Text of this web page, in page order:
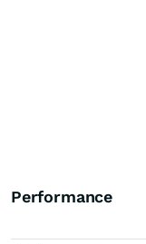
Performance